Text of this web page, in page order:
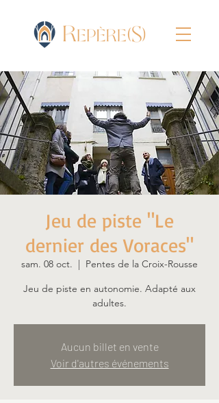
Jeu de piste "Le
dernier des Voraces"
sam. 08 oct.
  |
Pentes de la Croix-Rousse
Jeu de piste en autonomie. Adapté aux
adultes.
Aucun billet en vente
Voir d'autres événements